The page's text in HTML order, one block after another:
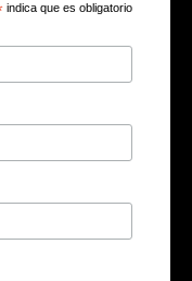
indica que es obligatorio